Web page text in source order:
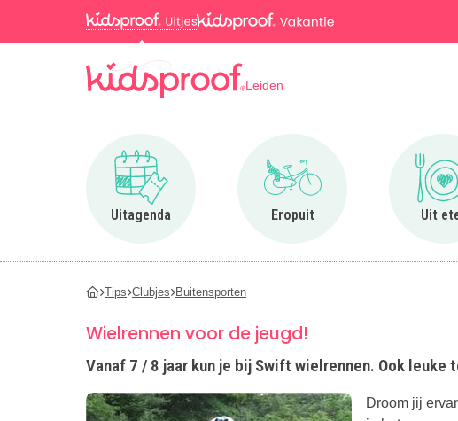
Leiden
Uitagenda
Ga naar Uitagenda
Eropuit
Ga naar Eropuit
Uit
Tips Clubjes Buitensporten
Wielrennen voor de jeugd!
Vanaf 7 / 8 jaar kun je bij Swift wielrennen. Ook
Droom jij